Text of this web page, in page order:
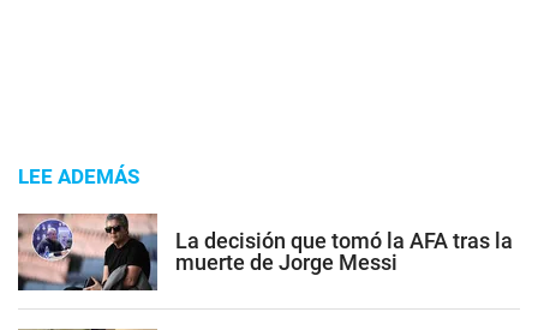
LEE ADEMÁS
La decisión que tomó la AFA tras la
muerte de Jorge Messi